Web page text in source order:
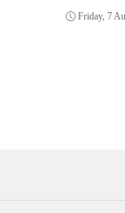
Friday, 7